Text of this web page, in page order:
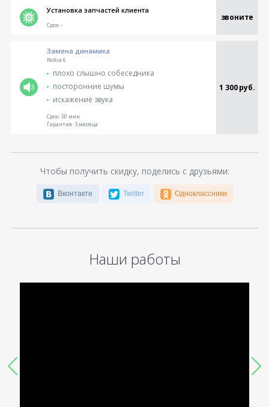
Установка запчастей клиента
звоните
Срок:-
Замена динамика
Nokia 6
плохо слышно собеседника
посторонние шумы
искажение звука
1 300 руб.
Срок:50 мин
Гарантия:3 месяца
Чтобы получить скидку, поделись с друзьями:
Вконтакте Twitter Одноклассники
Наши работы